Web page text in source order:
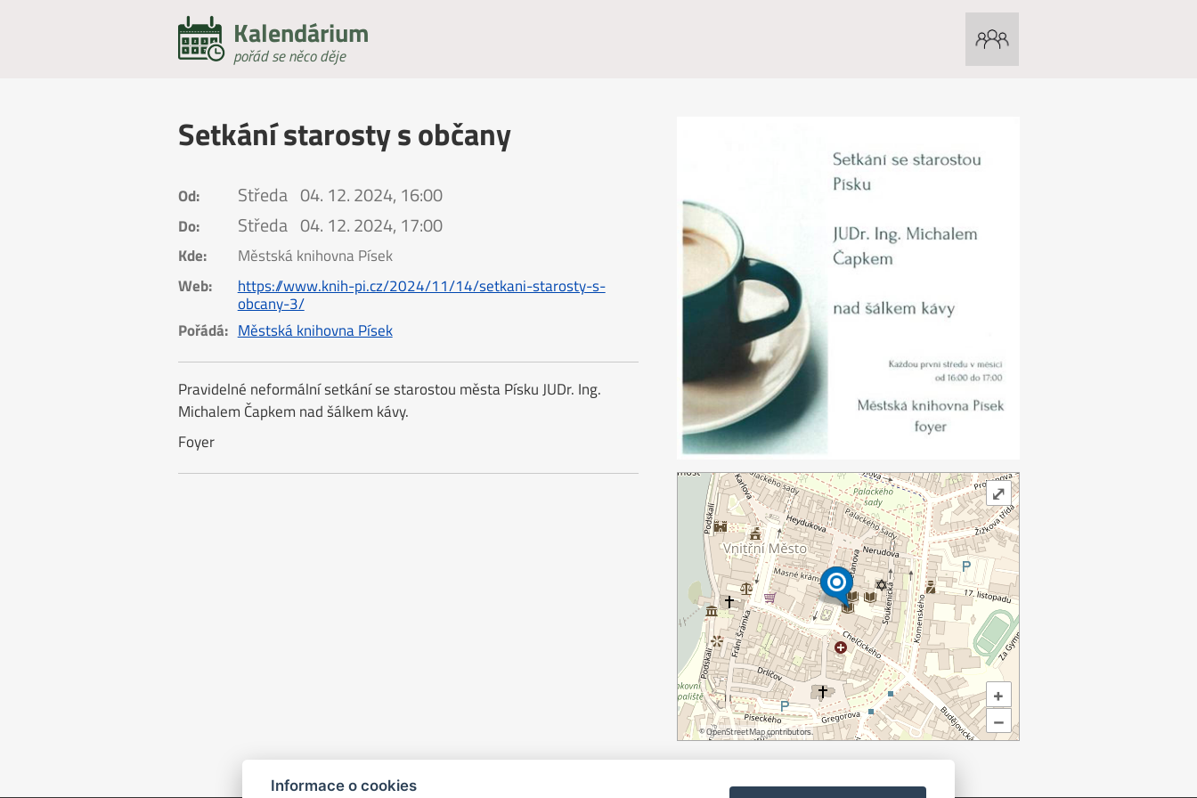
Kalendárium
pořád se něco děje
Setkání starosty s občany
Od: Středa 04. 12. 2024, 16:00
Do: Středa 04. 12. 2024, 17:00
Kde:
Městská knihovna Písek
Web:
https://www.knih-pi.cz/2024/11/14/setkani-starosty-s-
obcany-3/
Pořádá: Městská knihovna Písek
Pravidelné neformální setkání se starostou města Písku JUDr. Ing.
Michalem Čapkem nad šálkem kávy.
Foyer
+
–
©OpenStreetMapcontributors.
⤢
Informace o cookies